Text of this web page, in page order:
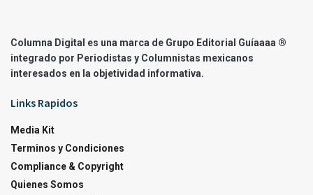
Columna Digital es una marca de Grupo Editorial Guíaaaa ®
integrado por Periodistas y Columnistas mexicanos
interesados en la objetividad informativa.
Links Rapidos
Media Kit
Terminos y Condiciones
Compliance & Copyright
Quienes Somos